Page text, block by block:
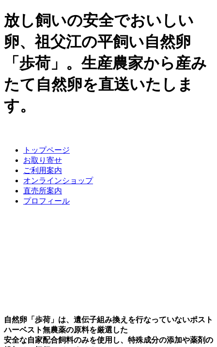
放し飼いの安全でおいしい
卵、祖父江の平飼い自然卵
「歩荷」。生産農家から産み
たて自然卵を直送いたしま
す。
トップページ
お取り寄せ
ご利用案内
オンラインショップ
直売所案内
プロフィール
自然卵「歩荷」は、遺伝子組み換えを行なっていないポスト
ハーベスト無農薬の原料を厳選した
安全な自家配合飼料のみを使用し、特殊成分の添加や薬剤の